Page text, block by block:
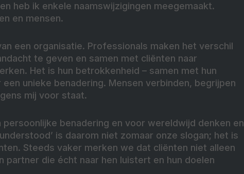
heb ik enkele naamswijzigingen meegemaakt.
en mensen.
een organisatie. Professionals maken het verschil
te geven en samen met cliënten naar
Het is hun betrokkenheid – samen met hun
unieke benadering. Mensen verbinden, begrijpen
mij voor staat.
benadering en voor wereldwijd denken en
is daarom niet zomaar onze slogan; het is
Steeds vaker merken we dat cliënten niet alleen
partner die écht naar hen luistert en hun doelen